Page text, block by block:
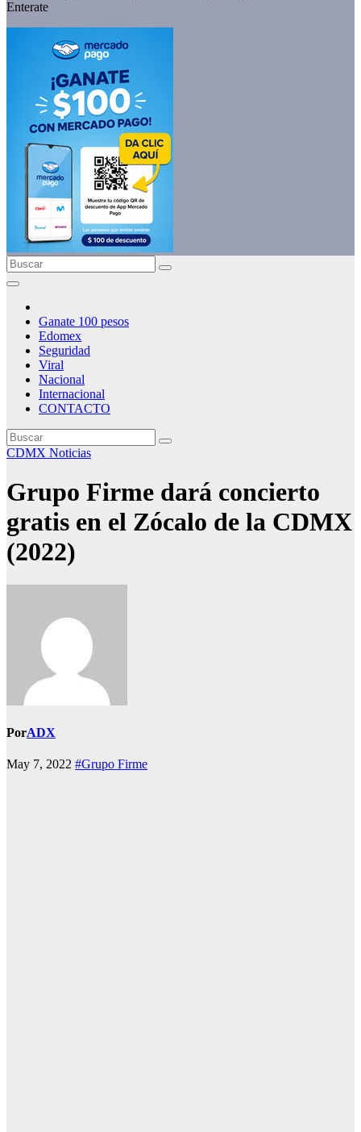
Enterate
Ganate 100 pesos
Edomex
Seguridad
Viral
Nacional
Internacional
CONTACTO
CDMX Noticias
Grupo Firme dará concierto
gratis en el Zócalo de la CDMX
(2022)
PorADX
May 7, 2022 #Grupo Firme